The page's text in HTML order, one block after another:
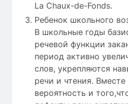
La Chaux-de-Fonds.
Ребенок школьного
В школьные годы
речевой функции
период активно
слов, укрепляются
речи и чтения.
вероятность и